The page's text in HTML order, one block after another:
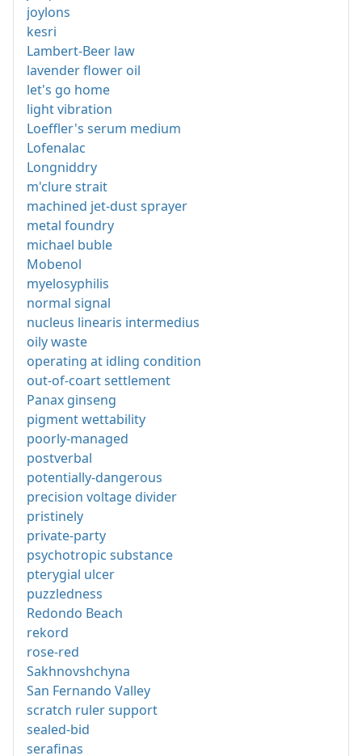
joylons
kesri
Lambert-Beer law
lavender flower oil
let's go home
light vibration
Loeffler's serum medium
Lofenalac
Longniddry
m'clure strait
machined jet-dust sprayer
metal foundry
michael buble
Mobenol
myelosyphilis
normal signal
nucleus linearis intermedius
oily waste
operating at idling condition
out-of-coart settlement
Panax ginseng
pigment wettability
poorly-managed
postverbal
potentially-dangerous
precision voltage divider
pristinely
private-party
psychotropic substance
pterygial ulcer
puzzledness
Redondo Beach
rekord
rose-red
Sakhnovshchyna
San Fernando Valley
scratch ruler support
sealed-bid
serafinas